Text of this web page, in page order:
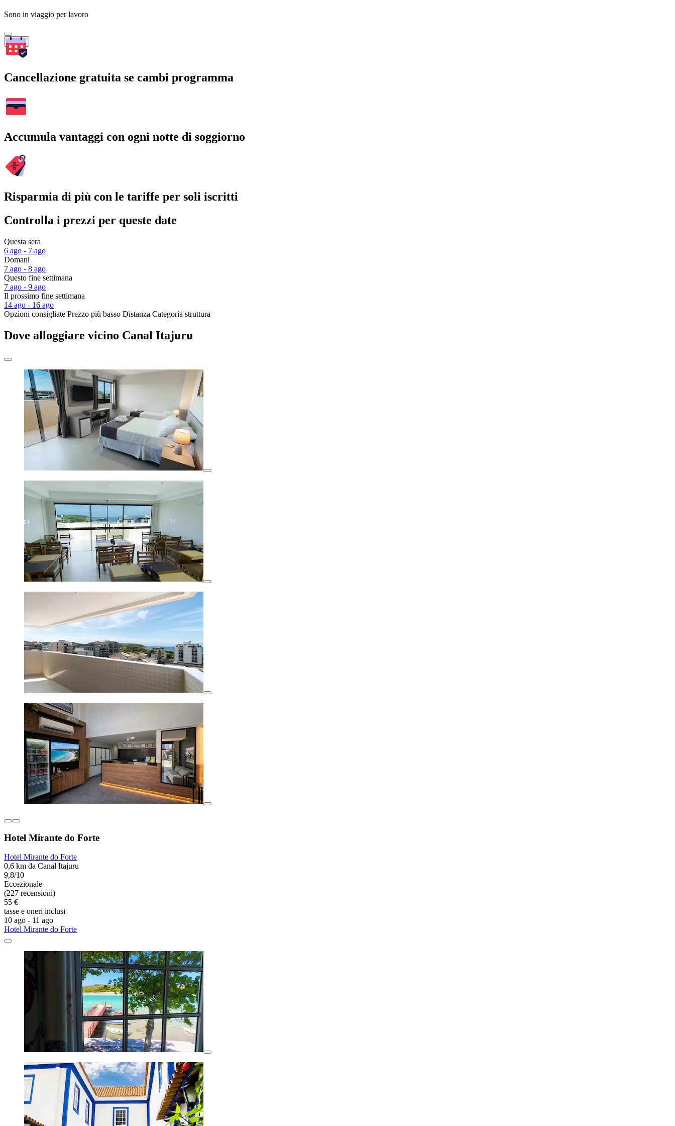
Sono in viaggio per lavoro
Cerca
Cancellazione gratuita se cambi programma
Accumula vantaggi con ogni notte di soggiorno
Risparmia di più con le tariffe per soli iscritti
Controlla i prezzi per queste date
Questa sera
6 ago - 7 ago
Domani
7 ago - 8 ago
Questo fine settimana
7 ago - 9 ago
Il prossimo fine settimana
14 ago - 16 ago
Opzioni consigliate Prezzo più basso Distanza Categoria struttura
Dove alloggiare vicino Canal Itajuru
Hotel Mirante do Forte
Hotel Mirante do Forte
0,6 km da Canal Itajuru
9,8/10
Eccezionale
(227 recensioni)
55 €
tasse e oneri inclusi
10 ago - 11 ago
Hotel Mirante do Forte